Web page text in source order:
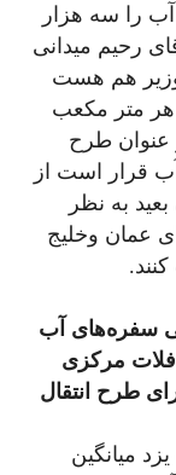
انتقال آب را سه هزار
رحیم میدانی
وزیر هم هست
برای هر متر مکعب
عنوان طرح
قرار است از
به نظر
عمان وخلیج
سفره‌های آب
مرکزی
طرح انتقال
میانگین